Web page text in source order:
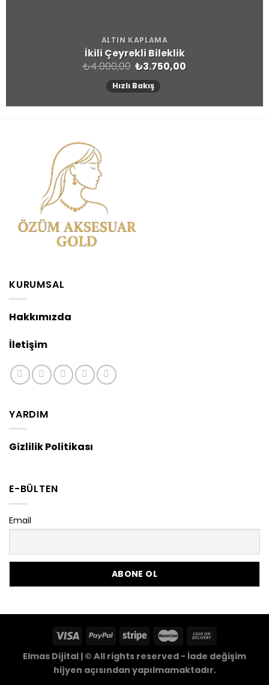
ALTIN KAPLAMA
İkili Çeyrekli Bileklik
₺4.000,00 Orijinal
₺4.000,00.
₺3.750,00Şu
Hızlı Bakış
KURUMSAL
Hakkımızda
İletişim
YARDIM
Gizlilik Politikası
E-BÜLTEN
Email
Elmas Dijital | © All rights reserved - İade değişim
hijyen açısından yapılmamaktadır.